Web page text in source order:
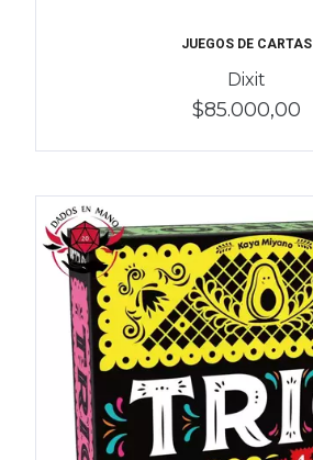
JUEGOS DE CARTAS
Dixit
$85.000,00